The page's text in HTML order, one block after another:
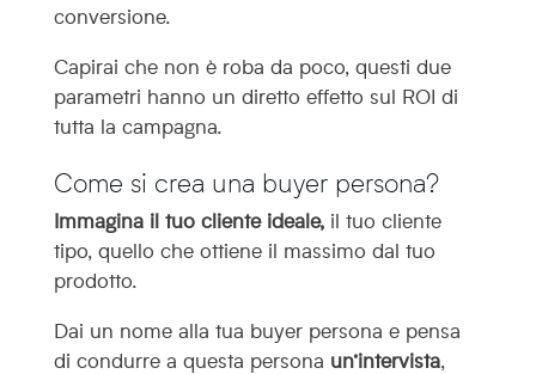
conversione.
Capirai che non è roba da poco, questi due
parametri hanno un diretto effetto sul ROI di
tutta la campagna.
Come si crea una buyer persona?
Immagina il tuo cliente ideale,il tuo cliente
tipo, quello che ottiene il massimo dal tuo
prodotto.
Dai un nome alla tua buyer persona e pensa
di condurre a questa persona un’intervista,